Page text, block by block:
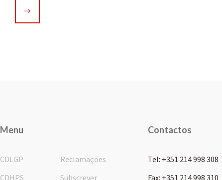
Menu
CDLGP
CDHPS
Reclamações
Subscrever
Contactos
Tel: +351 214 998 308
Fax: +351 214 998 310